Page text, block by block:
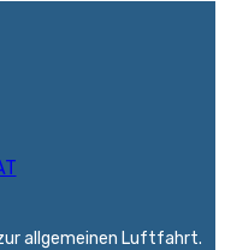
allgemeinen Luftfahrt.